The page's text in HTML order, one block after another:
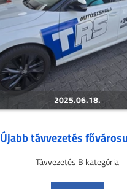
2025.06.18.
Újabb távvezetés
Távvezetés B kategória